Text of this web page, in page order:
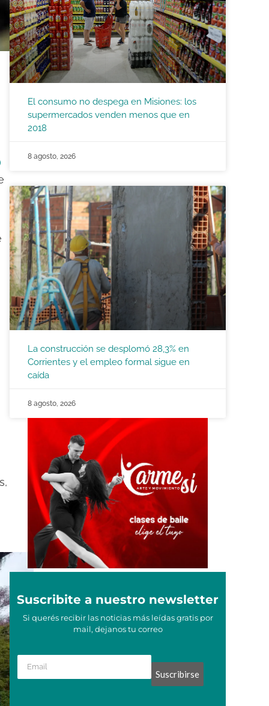
El consumo no despega en Misiones: los
supermercados venden menos que en
2018
8 agosto, 2026
La construcción se desplomó 28,3% en
Corrientes y el empleo formal sigue en
caída
8 agosto, 2026
Suscribite a nuestro newsletter
Si querés recibir las noticias más leídas gratis por
mail, dejanos tu correo
Suscribirse